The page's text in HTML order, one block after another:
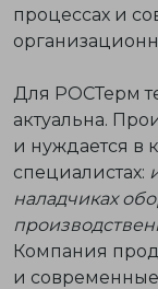
процессах и
Для РОСТерм
актуальна.
и нуждается в
специалистах:
наладчиках
Компания
и